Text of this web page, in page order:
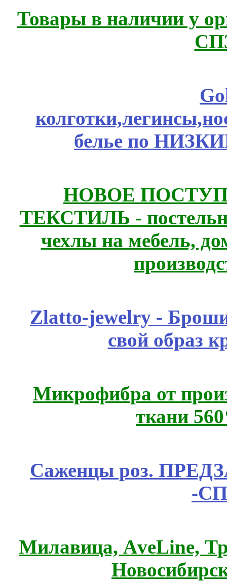
Товары в наличии у
белье по
НОВОЕ
ТЕКСТИЛЬ -
чехлы на мебель,
Zlatto-jewelry -
свой образ
Микрофибра от
ткани
Саженцы роз.
-
Милавица, АveLine,